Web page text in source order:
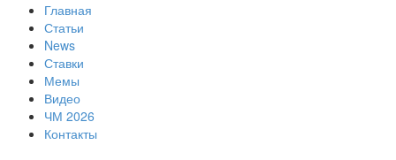
Главная
Статьи
News
Ставки
Мемы
Видео
ЧМ 2026
Контакты